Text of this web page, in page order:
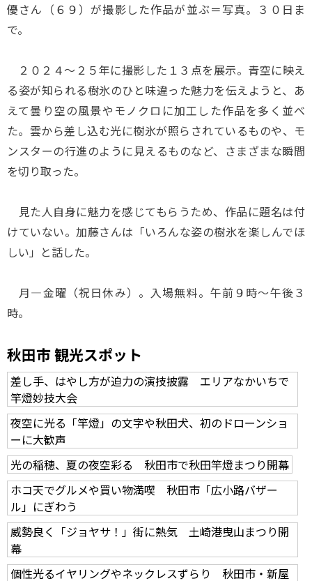
優さん（６９）が撮影した作品が並ぶ＝写真。３０日ま
で。
２０２４～２５年に撮影した１３点を展示。青空に映え
る姿が知られる樹氷のひと味違った魅力を伝えようと、あ
えて曇り空の風景やモノクロに加工した作品を多く並べ
た。雲から差し込む光に樹氷が照らされているものや、モ
ンスターの行進のように見えるものなど、さまざまな瞬間
を切り取った。
見た人自身に魅力を感じてもらうため、作品に題名は付
けていない。加藤さんは「いろんな姿の樹氷を楽しんでほ
しい」と話した。
月―金曜（祝日休み）。入場無料。午前９時～午後３
時。
秋田市 観光スポット
差し手、はやし方が迫力の演技披露 エリアなかいちで
竿燈妙技大会
夜空に光る「竿燈」の文字や秋田犬、初のドローンショ
ーに大歓声
光の稲穂、夏の夜空彩る 秋田市で秋田竿燈まつり開幕
ホコ天でグルメや買い物満喫 秋田市「広小路バザー
ル」にぎわう
威勢良く「ジョヤサ！」街に熱気 土崎港曳山まつり開
幕
個性光るイヤリングやネックレスずらり 秋田市・新屋